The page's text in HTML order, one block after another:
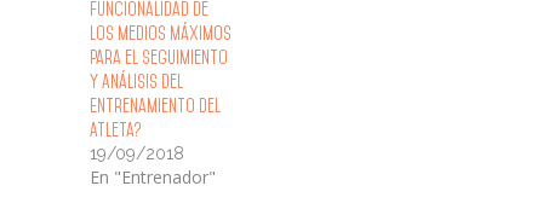
Funcionalidad de
los Medios Máximos
para el Seguimiento
y Análisis del
Entrenamiento del
Atleta?
19/09/2018
En "Entrenador"